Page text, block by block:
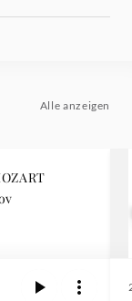
Alle anzeigen